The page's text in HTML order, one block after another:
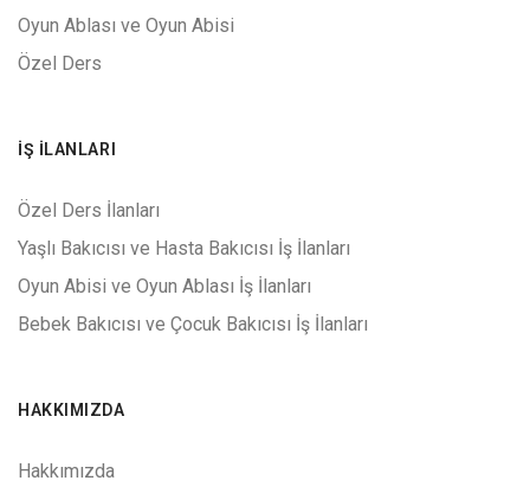
Oyun Ablası ve Oyun Abisi
Özel Ders
İŞ İLANLARI
Özel Ders İlanları
Yaşlı Bakıcısı ve Hasta Bakıcısı İş İlanları
Oyun Abisi ve Oyun Ablası İş İlanları
Bebek Bakıcısı ve Çocuk Bakıcısı İş İlanları
HAKKIMIZDA
Hakkımızda